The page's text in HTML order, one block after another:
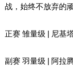
战，始终不放弃的
正赛 雏量级 | 尼基
副赛 羽量级 | 阿拉